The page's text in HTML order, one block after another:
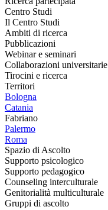
Centro Studi
Il Centro Studi
Ambiti di ricerca
Pubblicazioni
Webinar e seminari
Collaborazioni universitarie
Tirocini e ricerca
Territori
Bologna
Catania
Fabriano
Palermo
Roma
Spazio di Ascolto
Supporto psicologico
Supporto pedagogico
Counseling interculturale
Genitorialità multiculturale
Gruppi di ascolto